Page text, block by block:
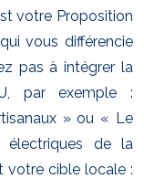
votre Proposition
vous différencie
pas à intégrer la
par exemple :
» ou « Le
électriques de la
votre cible locale :